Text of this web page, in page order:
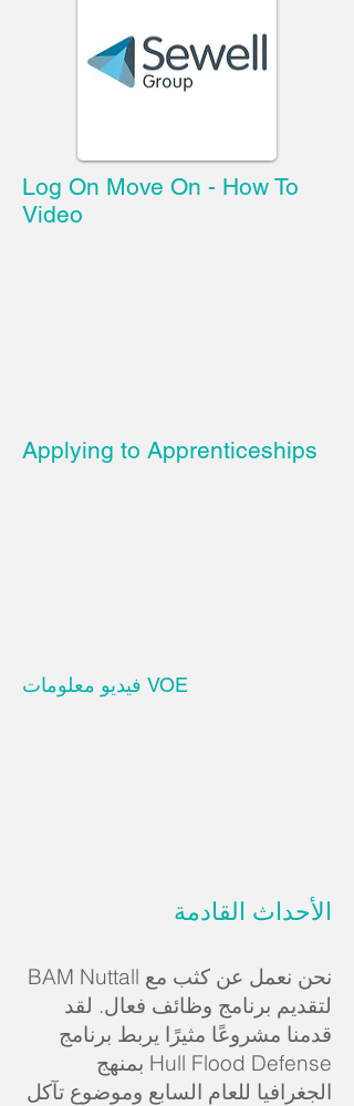
Log On Move On - How To
Video
Applying to Apprenticeships
فيديو معلومات VOE
الأحداث القادمة
نحن نعمل عن كثب مع BAM Nuttall
لتقديم برنامج وظائف فعال. لقد
قدمنا مشروعًا مثيرًا يربط برنامج
Hull Flood Defense بمنهج
الجغرافيا للعام السابع وموضوع تآكل